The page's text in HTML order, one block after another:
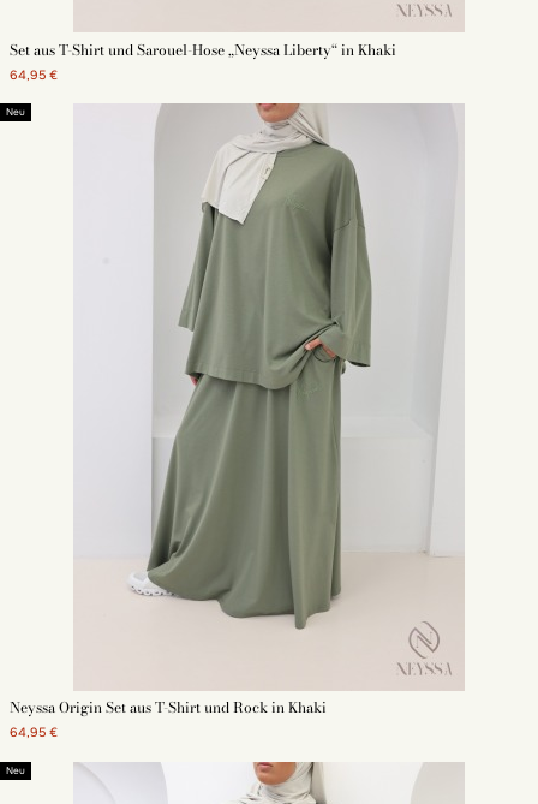
Set aus T-Shirt und Sarouel-Hose „Neyssa Liberty“ in Khaki
64,95 €
Neu
Neyssa Origin Set aus T-Shirt und Rock in Khaki
64,95 €
Neu